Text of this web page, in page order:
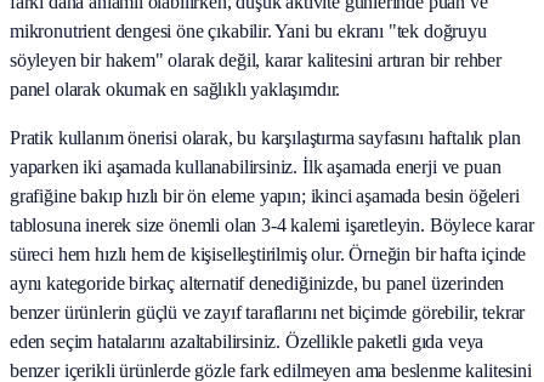
mikronutrient dengesi öne çıkabilir. Yani bu ekranı "tek doğruyu
söyleyen bir hakem" olarak değil, karar kalitesini artıran bir rehber
panel olarak okumak en sağlıklı yaklaşımdır.
Pratik kullanım önerisi olarak, bu karşılaştırma sayfasını haftalık plan
yaparken iki aşamada kullanabilirsiniz. İlk aşamada enerji ve puan
grafiğine bakıp hızlı bir ön eleme yapın; ikinci aşamada besin öğeleri
tablosuna inerek size önemli olan 3-4 kalemi işaretleyin. Böylece karar
süreci hem hızlı hem de kişiselleştirilmiş olur. Örneğin bir hafta içinde
aynı kategoride birkaç alternatif denediğinizde, bu panel üzerinden
benzer ürünlerin güçlü ve zayıf taraflarını net biçimde görebilir, tekrar
eden seçim hatalarını azaltabilirsiniz. Özellikle paketli gıda veya
benzer içerikli ürünlerde gözle fark edilmeyen ama beslenme kalitesini